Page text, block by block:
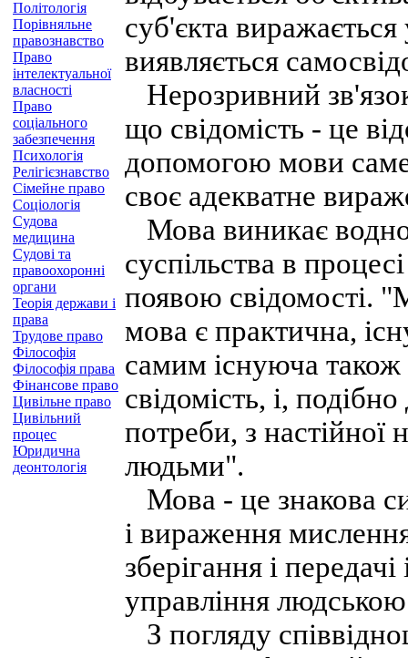
Політологія
Порівняльне
правознавство
Право
інтелектуальної
власності
Право
соціального
забезпечення
Психологія
Релігієзнавство
Сімейне право
Соціологія
Судова
медицина
Судові та
правоохоронні
органи
Теорія держави і
права
Трудове право
Філософія
Філософія права
Фінансове право
Цивільне право
Цивільний
процес
Юридична
деонтологія
суб'єкта
виявляється
Нерозривний
що свідомість - це
допомогою мови
своє адекватне
Мова виникає
суспільства в
появою свідомості.
мова є практична,
самим існуюча також
свідомість, і,
потреби, з настійної
людьми".
Мова - це знакова
і вираження
зберігання і
управління людською
З погляду